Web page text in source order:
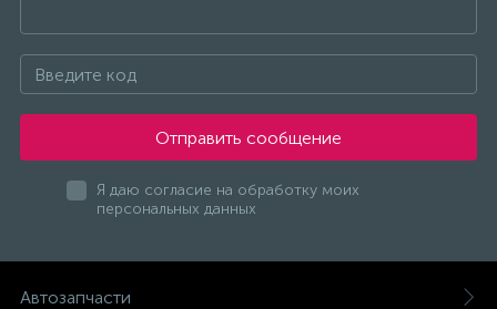
Отправить сообщение
Я даю согласие на обработку моих
персональных данных
Автозапчасти